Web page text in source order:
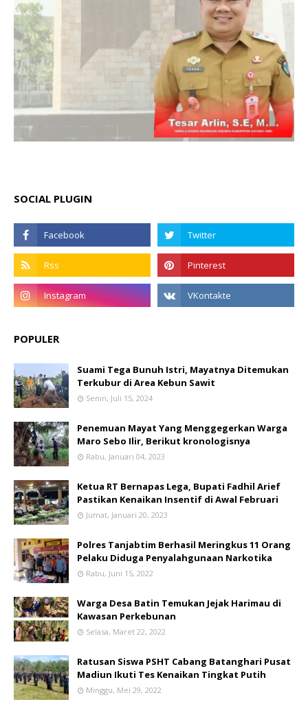
SOCIAL PLUGIN
POPULER
Suami Tega Bunuh Istri, Mayatnya Ditemukan
Terkubur di Area Kebun Sawit
Senin, Juli 15, 2024
Penemuan Mayat Yang Menggegerkan Warga
Maro Sebo Ilir, Berikut kronologisnya
Rabu, Januari 04, 2023
Ketua RT Bernapas Lega, Bupati Fadhil Arief
Pastikan Kenaikan Insentif di Awal Februari
Jumat, Januari 20, 2023
Polres Tanjabtim Berhasil Meringkus 11 Orang
Pelaku Diduga Penyalahgunaan Narkotika
Rabu, Juni 15, 2022
Warga Desa Batin Temukan Jejak Harimau di
Kawasan Perkebunan
Selasa, Maret 22, 2022
Ratusan Siswa PSHT Cabang Batanghari Pusat
Madiun Ikuti Tes Kenaikan Tingkat Putih
Minggu, Mei 29, 2022